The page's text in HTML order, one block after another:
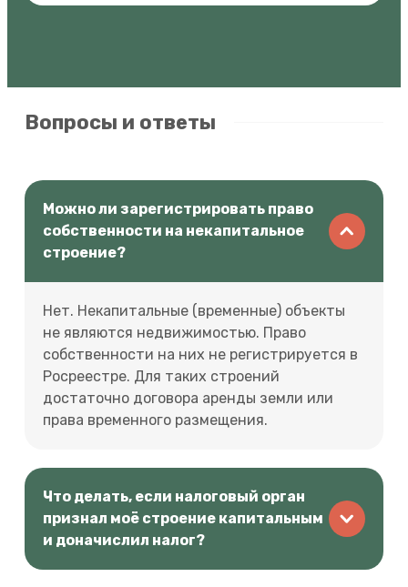
Вопросы и ответы
Можно ли зарегистрировать право
собственности на некапитальное
строение?
Нет. Некапитальные (временные) объекты
не являются недвижимостью. Право
собственности на них не регистрируется в
Росреестре. Для таких строений
достаточно договора аренды земли или
права временного размещения.
Что делать, если налоговый орган
признал моё строение капитальным
и доначислил налог?